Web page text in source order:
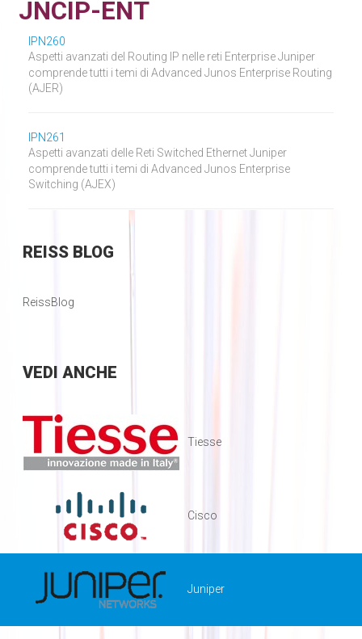
JNCIP-ENT
IPN260
Aspetti avanzati del Routing IP nelle reti Enterprise Juniper
comprende tutti i temi di Advanced Junos Enterprise Routing
(AJER)
IPN261
Aspetti avanzati delle Reti Switched Ethernet Juniper
comprende tutti i temi di Advanced Junos Enterprise
Switching (AJEX)
REISSBLOG
ReissBlog
VEDI ANCHE
Tiesse
Cisco
Juniper